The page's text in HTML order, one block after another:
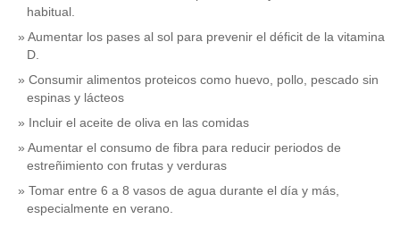
habitual.
Aumentar los pases al sol para prevenir el déficit de la vitamina
D.
Consumir alimentos proteicos como huevo, pollo, pescado sin
espinas y lácteos
Incluir el aceite de oliva en las comidas
Aumentar el consumo de fibra para reducir periodos de
estreñimiento con frutas y verduras
Tomar entre 6 a 8 vasos de agua durante el día y más,
especialmente en verano.